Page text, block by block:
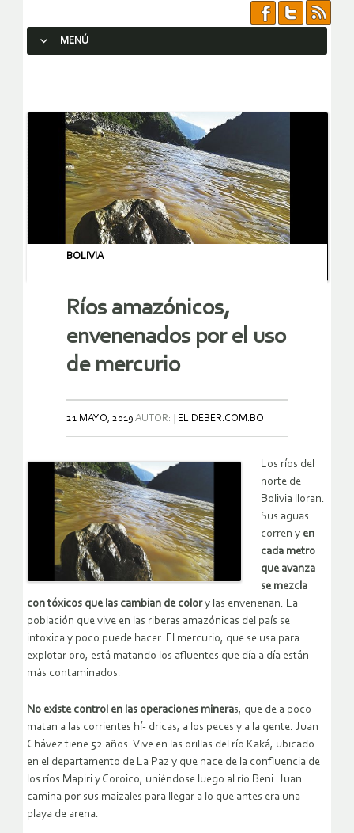
MENÚ
BOLIVIA
Ríos amazónicos,
envenenados por el uso
de mercurio
21 MAYO, 2019 AUTOR: EL DEBER.COM.BO
Los ríos del
norte de
Bolivia lloran.
Sus aguas
corren y en
cada metro
que avanza
se mezcla
con tóxicos que las cambian de colory las envenenan. La
población que vive en las riberas amazónicas del país se
intoxica y poco puede hacer. El mercurio, que se usa para
explotar oro, está matando los afluentes que día a día están
más contaminados.
No existe control en las operaciones mineras, que de a poco
matan a las corrientes hí- dricas, a los peces y a la gente. Juan
Chávez tiene 52 años. Vive en las orillas del río Kaká, ubicado
en el departamento de La Paz y que nace de la confluencia de
los ríos Mapiri y Coroico, uniéndose luego al río Beni. Juan
camina por sus maizales para llegar a lo que antes era una
playa de arena.